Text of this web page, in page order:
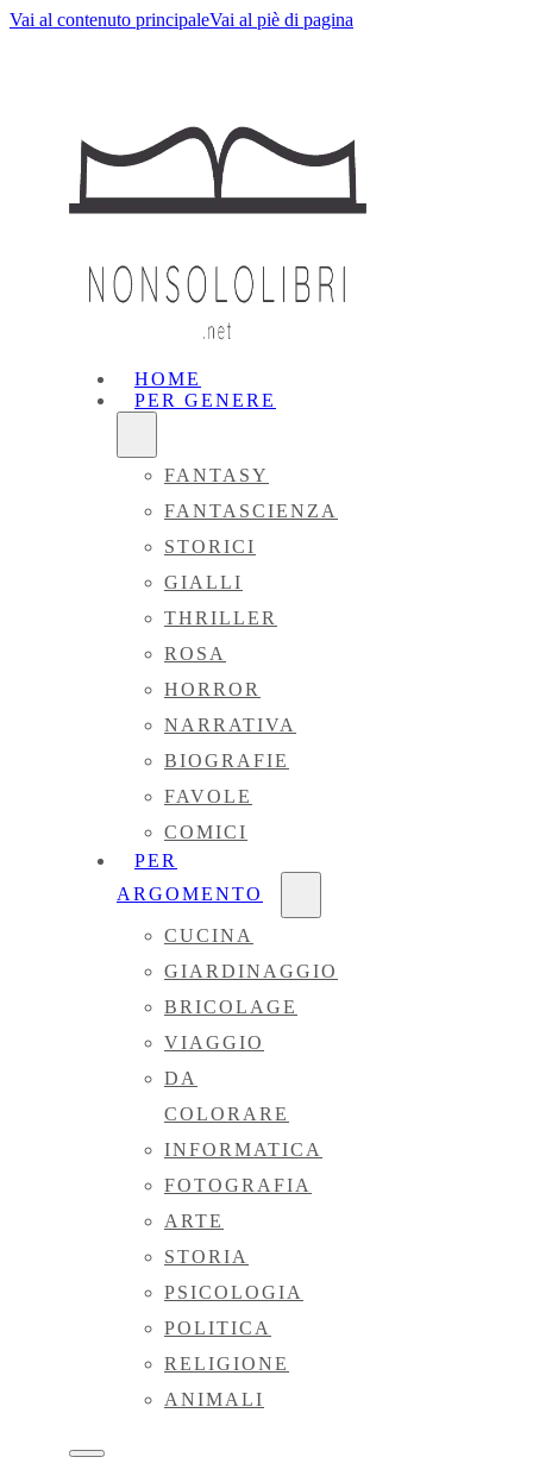
Vai al contenuto principaleVai al piè di pagina
HOME
PER GENERE
FANTASY
FANTASCIENZA
STORICI
GIALLI
THRILLER
ROSA
HORROR
NARRATIVA
BIOGRAFIE
FAVOLE
COMICI
PER
ARGOMENTO
CUCINA
GIARDINAGGIO
BRICOLAGE
VIAGGIO
DA
COLORARE
INFORMATICA
FOTOGRAFIA
ARTE
STORIA
PSICOLOGIA
POLITICA
RELIGIONE
ANIMALI